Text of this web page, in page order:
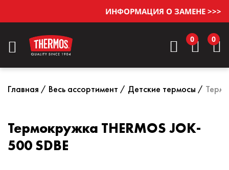
ИНФОРМАЦИЯ О ЗАМЕНЕ >>>
0 0
Главная Весь ассортимент Детские термосы
Термокружка THERMOS JOK-
500 SDBE